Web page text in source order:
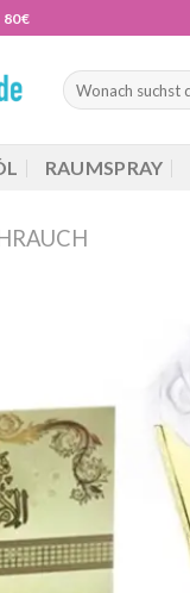
80€
Suchen
nach:
RAUMSPRAY